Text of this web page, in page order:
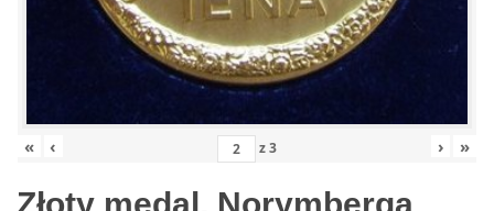
« ‹ z3 › »